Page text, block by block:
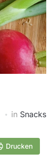
in Snacks
Drucken